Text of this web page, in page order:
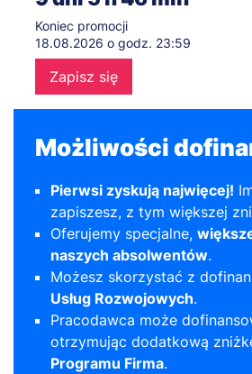
Koniec promocji
18.08.2026 o godz. 23:59
Zapisz się
Możliwości
Pierwsi zyskują najwięcej!
zapiszesz, z tym większej
Oferujemy specjalne,
naszych absolwentów.
Możesz skorzystać z
Usług Rozwojowych.
Pracodawca może
otrzymując dodatkową
Programu Firma.